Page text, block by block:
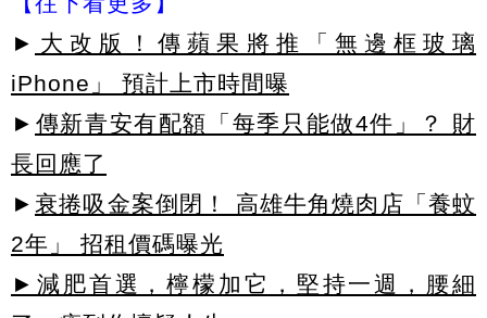
► 大改版！傳蘋果將推「無邊框玻璃
iPhone」 預計上市時間曝
► 傳新青安有配額「每季只能做4件」？ 財
長回應了
► 衰捲吸金案倒閉！ 高雄牛角燒肉店「養蚊
2年」 招租價碼曝光
►減肥首選，檸檬加它，堅持一週，腰細